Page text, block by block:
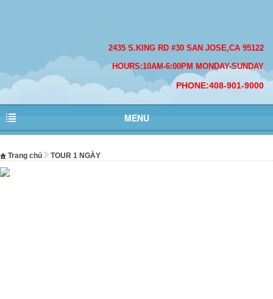
2435 S.KING RD #30 SAN JOSE,CA 95122
HOURS:10AM-6:00PM MONDAY-SUNDAY
PHONE:408-901-9000
MENU
Trang chủ TOUR 1 NGÀY